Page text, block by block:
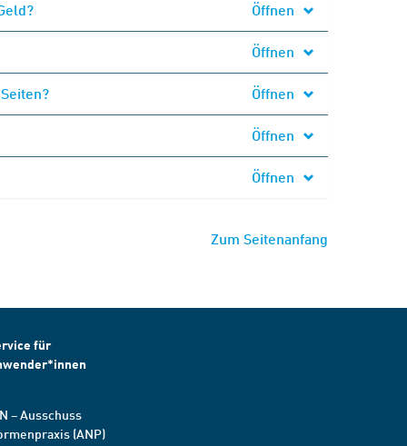
Öffnen
Öffnen
Öffnen
Öffnen
Öffnen
Zum Seitenanfang
für
– Ausschuss
(ANP)